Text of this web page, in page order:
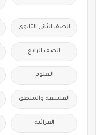
الصف الثانى الثانوى
الصف الرابع
العلوم
الفلسفة والمنطق
القرائية